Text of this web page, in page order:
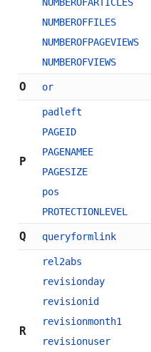
NUMBEROFARTICLES
NUMBEROFFILES
NUMBEROFPAGEVIEWS
NUMBEROFVIEWS
O or
P
padleft
PAGEID
PAGENAMEE
PAGESIZE
pos
PROTECTIONLEVEL
Q queryformlink
R
rel2abs
revisionday
revisionid
revisionmonth1
revisionuser